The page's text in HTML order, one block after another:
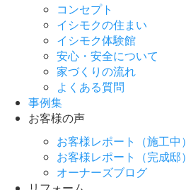
コンセプト
イシモクの住まい
イシモク体験館
安心・安全について
家づくりの流れ
よくある質問
事例集
お客様の声
お客様レポート（施工中）
お客様レポート（完成邸）
オーナーズブログ